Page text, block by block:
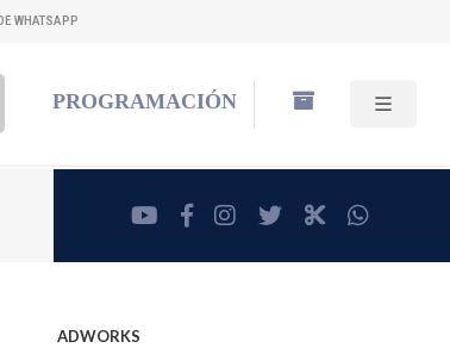
WHATSAPP
PROGRAMACIÓN
youtubefacebookinstagram
twitterRadioCut
ADWORKS